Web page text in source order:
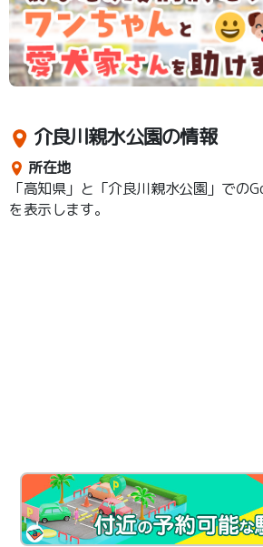
介良川親水公園の情報
所在地
「高知県」と「介良川親水公園」での
を表示します。